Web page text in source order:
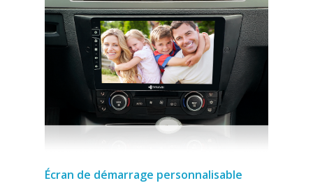
Écran de démarrage personnalisable